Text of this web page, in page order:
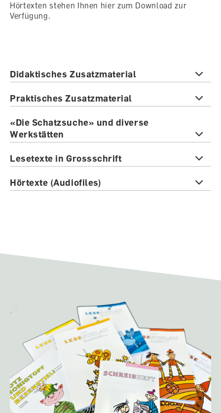
Hörtexten stehen Ihnen hier zum Download zur
Verfügung.
Didaktisches Zusatzmaterial
Praktisches Zusatzmaterial
«Die Schatzsuche» und diverse
Werkstätten
Lesetexte in Grossschrift
Hörtexte (Audiofiles)